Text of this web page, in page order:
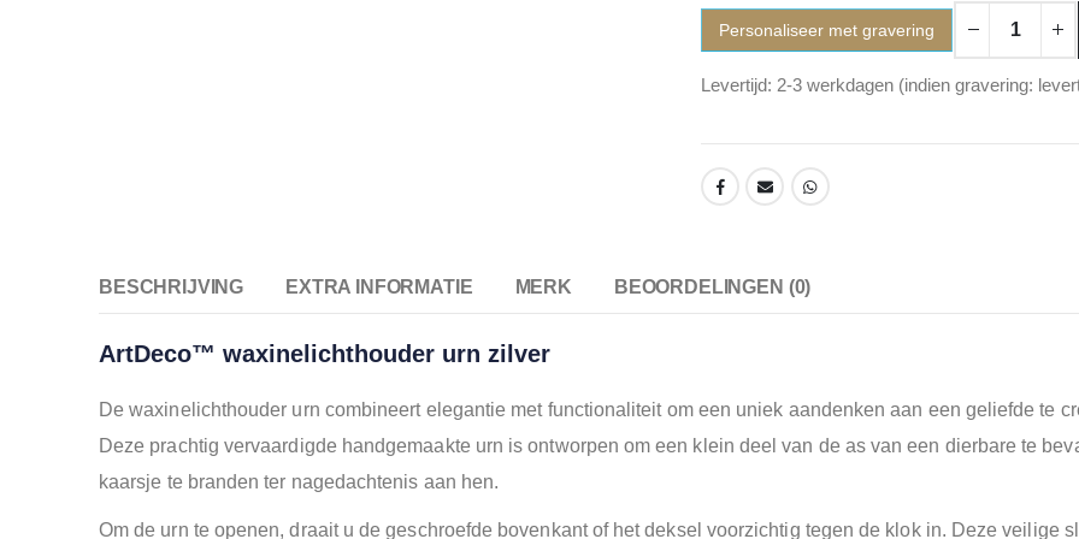
Personaliseer met gravering
Levertijd: 2-3 werkdagen (indien gravering:
BESCHRIJVING EXTRA INFORMATIE MERK BEOORDELINGEN (0)
ArtDeco™ waxinelichthouder urn zilver
De waxinelichthouder urn combineert elegantie met functionaliteit om een uniek aandenken aan een geliefde te
Deze prachtig vervaardigde handgemaakte urn is ontworpen om een klein deel van de as van een dierbare te
kaarsje te branden ter nagedachtenis aan hen.
Om de urn te openen, draait u de geschroefde bovenkant of het deksel voorzichtig tegen de klok in. Deze veilige